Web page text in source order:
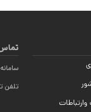
تماس
سامانه
تلفن تماس: